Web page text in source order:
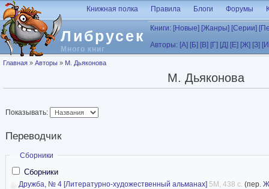
Перейти к основному содержанию
Либрусек
Много книг
Книжная полка Правила Блоги Форумы
Книги: [Новые] [Жанры] [Серии]
Авторы: [А] [Б] [В] [Г] [Д] [Е] [Ж] [З]
Вы здесь
Главная » Авторы » М. Дьяконова
М. Дьяконова
Показывать:
Переводчик
Скрыть
Сборники
Сборники
Дружба, № 4 [Литературно-художественный альманах] 5M, 438 с. (пер.